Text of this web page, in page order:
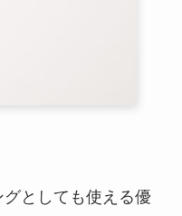
としても使える優